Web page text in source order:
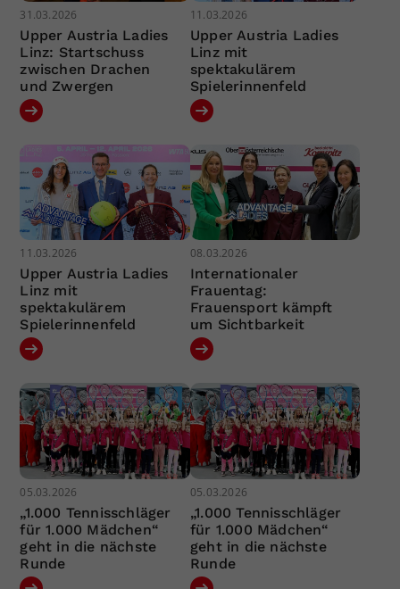
31.03.2026
Upper Austria Ladies
Linz: Startschuss
zwischen Drachen
und Zwergen
11.03.2026
Upper Austria Ladies
Linz mit
spektakulärem
Spielerinnenfeld
11.03.2026
Upper Austria Ladies
Linz mit
spektakulärem
Spielerinnenfeld
08.03.2026
Internationaler
Frauentag:
Frauensport kämpft
um Sichtbarkeit
05.03.2026
„1.000 Tennisschläger
für 1.000 Mädchen“
geht in die nächste
Runde
05.03.2026
„1.000 Tennisschläger
für 1.000 Mädchen“
geht in die nächste
Runde